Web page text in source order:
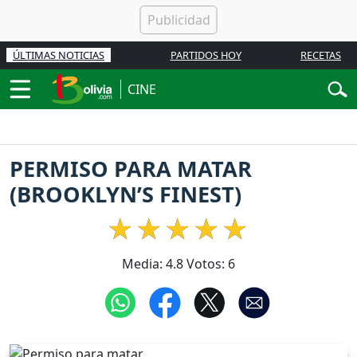
ÚLTIMAS NOTICIAS PARTIDOS HOY RECETAS
CINE
PERMISO PARA MATAR
(BROOKLYN’S FINEST)
Media: 4.8Votos: 6